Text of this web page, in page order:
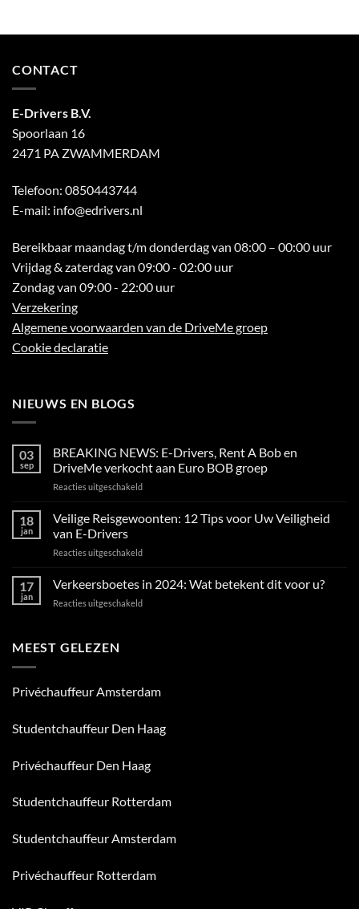
CONTACT
E-Drivers B.V.
Spoorlaan 16
2471 PA ZWAMMERDAM
Telefoon: 0850443744
E-mail: info@edrivers.nl
Bereikbaar maandag t/m donderdag van 08:00 – 00:00 uur
Vrijdag & zaterdag van 09:00 - 02:00 uur
Zondag van 09:00 - 22:00 uur
Verzekering
Algemene voorwaarden van de DriveMe groep
Cookie declaratie
NIEUWS EN BLOGS
03
sep
BREAKING NEWS: E-Drivers, Rent A Bob en
DriveMe verkocht aan Euro BOB groep
Reacties uitgeschakeldvoor
NEWS:
Rent
Bob
DriveMe
18
jan
Veilige Reisgewoonten: 12 Tips voor Uw Veiligheid
van E-Drivers
Reacties uitgeschakeldvoor
Reisgewoonten:
Tips
Drivers
17
jan
Verkeersboetes in 2024: Wat betekent dit voor u?
Reacties uitgeschakeldvoor
voor
MEEST GELEZEN
Privéchauffeur Amsterdam
Studentchauffeur Den Haag
Privéchauffeur Den Haag
Studentchauffeur Rotterdam
Studentchauffeur Amsterdam
Privéchauffeur Rotterdam